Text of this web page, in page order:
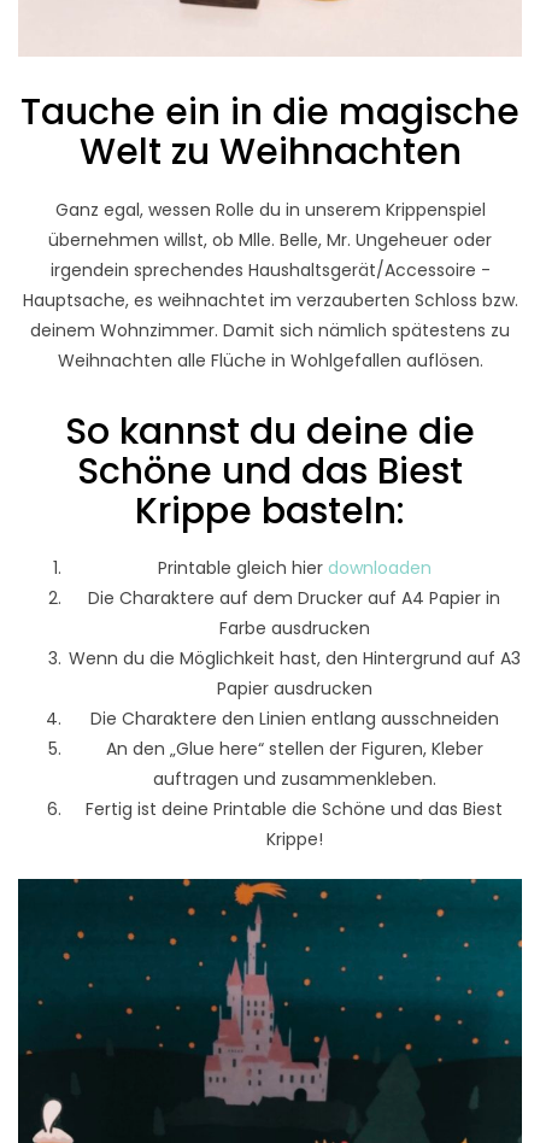
Tauche ein in die magische
Welt zu Weihnachten
Ganz egal, wessen Rolle du in unserem Krippenspiel
übernehmen willst, ob Mlle. Belle, Mr. Ungeheuer oder
irgendein sprechendes Haushaltsgerät/Accessoire -
Hauptsache, es weihnachtet im verzauberten Schloss bzw.
deinem Wohnzimmer. Damit sich nämlich spätestens zu
Weihnachten alle Flüche in Wohlgefallen auflösen.
So kannst du deine die
Schöne und das Biest
Krippe basteln:
Printable gleich hier downloaden
Die Charaktere auf dem Drucker auf A4 Papier in
Farbe ausdrucken
Wenn du die Möglichkeit hast, den Hintergrund auf A3
Papier ausdrucken
Die Charaktere den Linien entlang ausschneiden
An den „Glue here“ stellen der Figuren, Kleber
auftragen und zusammenkleben.
Fertig ist deine Printable die Schöne und das Biest
Krippe!